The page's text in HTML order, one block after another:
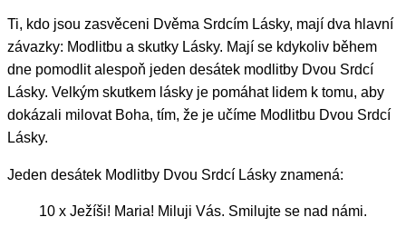
Ti, kdo jsou zasvěceni Dvěma Srdcím Lásky, mají dva hlavní
závazky: Modlitbu a skutky Lásky. Mají se kdykoliv během
dne pomodlit alespoň jeden desátek modlitby Dvou Srdcí
Lásky. Velkým skutkem lásky je pomáhat lidem k tomu, aby
dokázali milovat Boha, tím, že je učíme Modlitbu Dvou Srdcí
Lásky.
Jeden desátek Modlitby Dvou Srdcí Lásky znamená:
10 x Ježíši! Maria! Miluji Vás. Smilujte se nad námi.